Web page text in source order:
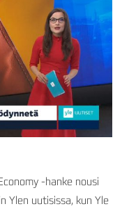
-hanke nousi
Ylen uutisissa, kun Yle